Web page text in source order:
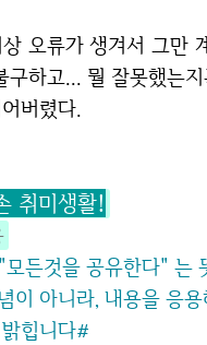
하고... 뭘 잘못했는
버렸다.
취미생활!
모든것을 공유한다" 는
념이 아니라, 내용을 응
밝힙니다#